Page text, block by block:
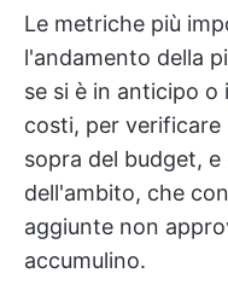
Le metriche più
l'andamento della
se si è in anticipo
costi, per verificare
sopra del budget,
dell'ambito, che
aggiunte non
accumulino.